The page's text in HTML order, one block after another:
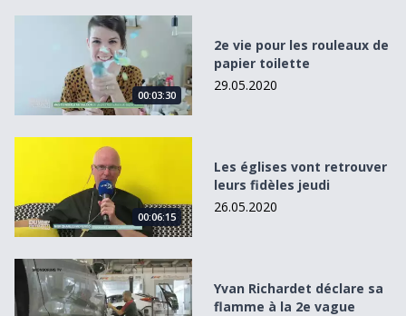
2e vie pour les rouleaux de papier toilette
00:03:30
2e vie pour les rouleaux de
papier toilette
29.05.2020
Les églises vont retrouver leurs fidèles jeudi
00:06:15
Les églises vont retrouver
leurs fidèles jeudi
26.05.2020
Yvan Richardet déclare sa flamme à la 2e vague
Yvan Richardet déclare sa
flamme à la 2e vague